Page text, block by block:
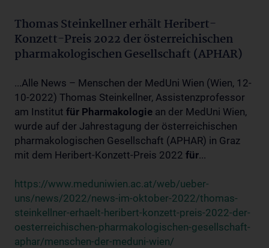
Thomas Steinkellner erhält Heribert-
Konzett-Preis 2022 der österreichischen
pharmakologischen Gesellschaft (APHAR)
...Alle News – Menschen der MedUni Wien (Wien, 12-
10-2022) Thomas Steinkellner, Assistenzprofessor
am Institut für Pharmakologie an der MedUni Wien,
wurde auf der Jahrestagung der österreichischen
pharmakologischen Gesellschaft (APHAR) in Graz
mit dem Heribert-Konzett-Preis 2022 für...
https://www.meduniwien.ac.at/web/ueber-
uns/news/2022/news-im-oktober-2022/thomas-
steinkellner-erhaelt-heribert-konzett-preis-2022-der-
oesterreichischen-pharmakologischen-gesellschaft-
aphar/menschen-der-meduni-wien/